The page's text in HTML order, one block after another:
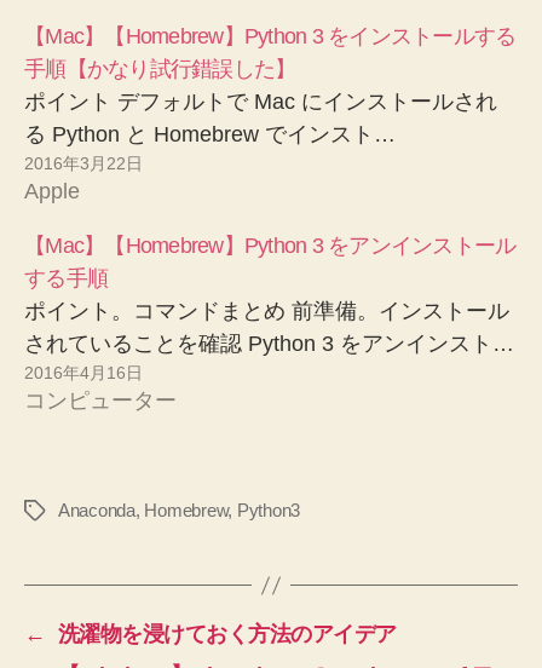
【Mac】【Homebrew】Python 3 をインストールする
手順【かなり試行錯誤した】
ポイント デフォルトで Mac にインストールされ
る Python と Homebrew でインスト…
2016年3月22日
Apple
【Mac】【Homebrew】Python 3 をアンインストール
する手順
ポイント。コマンドまとめ 前準備。インストール
されていることを確認 Python 3 をアンインスト…
2016年4月16日
コンピューター
タ
Anaconda, Homebrew, Python3
←
洗濯物を浸けておく方法のアイデア